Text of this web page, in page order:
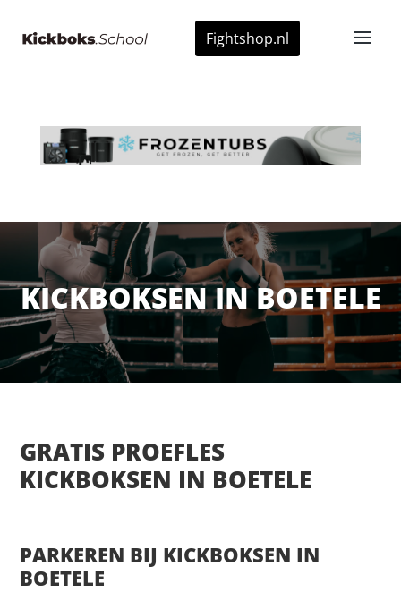
Fightshop.nl
KICKBOKSEN IN BOETELE
GRATIS PROEFLES
KICKBOKSEN IN BOETELE
PARKEREN BIJ KICKBOKSEN IN
BOETELE